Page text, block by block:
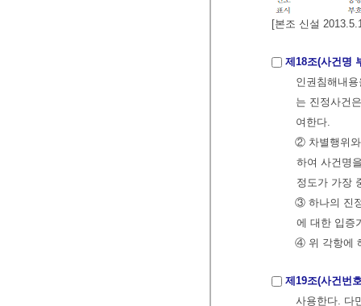
[본조 신설
제18조(사건명
인권침해내
는 진정사건
여한다.
② 차별행위와
하여 사건명
정도가 가장
③ 하나의 진
에 대한 입증
④ 위 각항에
제19조(사건번
사용한다. 다